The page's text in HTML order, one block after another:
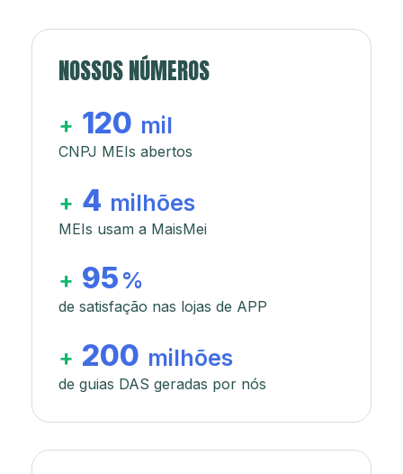
NOSSOS NÚMEROS
+ 120 mil
CNPJ MEIs abertos
+ 4 milhões
MEIs usam a MaisMei
+ 95 %
de satisfação nas lojas de APP
+ 200 milhões
de guias DAS geradas por nós